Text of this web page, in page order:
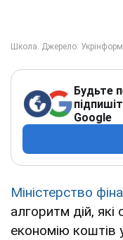
Будьте
Google
Міністерство
алгоритм дій, які
економію коштів